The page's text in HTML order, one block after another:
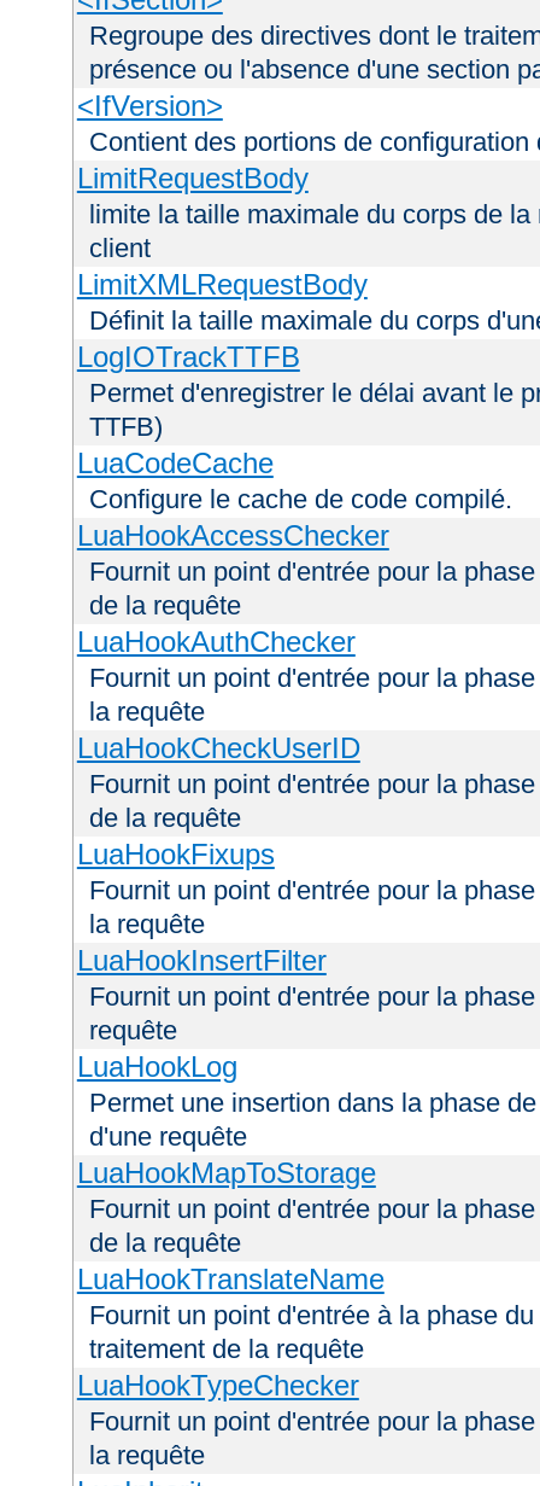
Regroupe des directives dont le
présence ou l'absence d'une section
<IfVersion>
Contient des portions de
LimitRequestBody
limite la taille maximale du corps de
client
LimitXMLRequestBody
Définit la taille maximale du corps
LogIOTrackTTFB
Permet d'enregistrer le délai avant le
TTFB)
LuaCodeCache
Configure le cache de code compilé.
LuaHookAccessChecker
Fournit un point d'entrée pour la
de la requête
LuaHookAuthChecker
Fournit un point d'entrée pour la
la requête
LuaHookCheckUserID
Fournit un point d'entrée pour la
de la requête
LuaHookFixups
Fournit un point d'entrée pour la
la requête
LuaHookInsertFilter
Fournit un point d'entrée pour la
requête
LuaHookLog
Permet une insertion dans la phase
d'une requête
LuaHookMapToStorage
Fournit un point d'entrée pour la
de la requête
LuaHookTranslateName
Fournit un point d'entrée à la phase
traitement de la requête
LuaHookTypeChecker
Fournit un point d'entrée pour la
la requête